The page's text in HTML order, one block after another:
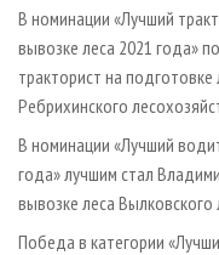
В номинации «Лучший
вывозке леса 2021 года»
тракторист на подготовке
Ребрихинского
В номинации «Лучший
года» лучшим стал
вывозке леса Вылковского
Победа в категории